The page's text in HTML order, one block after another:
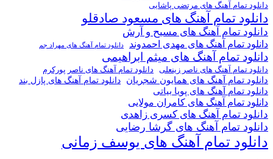
دانلود تمام آهنگ های مرتضی پاشایی
دانلود تمام آهنگ های مسعود صادقلو
دانلود تمام آهنگ های مسیح و آرش
دانلود تمام آهنگ های مهدی احمدوند دانلود تمام آهنگ های مهراد جم
دانلود تمام آهنگ های میثم ابراهیمی
دانلود تمام آهنگ های ناصر زینعلی دانلود تمام آهنگ های ناصر پورکرم
دانلود تمام آهنگ های همایون شجریان دانلود تمام آهنگ های پازل بند
دانلود تمام آهنگ های پویا بیاتی
دانلود تمام آهنگ های کامران مولایی
دانلود تمام آهنگ های کسری زاهدی
دانلود تمام آهنگ های گرشا رضایی
دانلود تمام آهنگ های یوسف زمانی